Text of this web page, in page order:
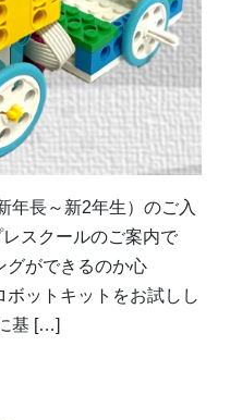
長～新2年生）のご入
スクールのご案内で
グができるのか心
ットキットをお試しし
基 […]